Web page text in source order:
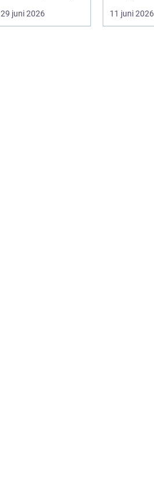
valget af den rette
industriport a...
29 juni 2026
dy...
11 juni 2026